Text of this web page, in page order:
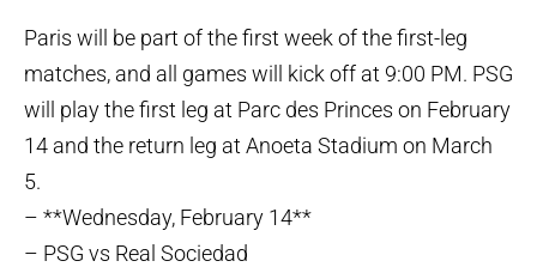
Paris will be part of the first week of the first-leg
matches, and all games will kick off at 9:00 PM. PSG
will play the first leg at Parc des Princes on February
14 and the return leg at Anoeta Stadium on March
5.
– **Wednesday, February 14**
– PSG vs Real Sociedad